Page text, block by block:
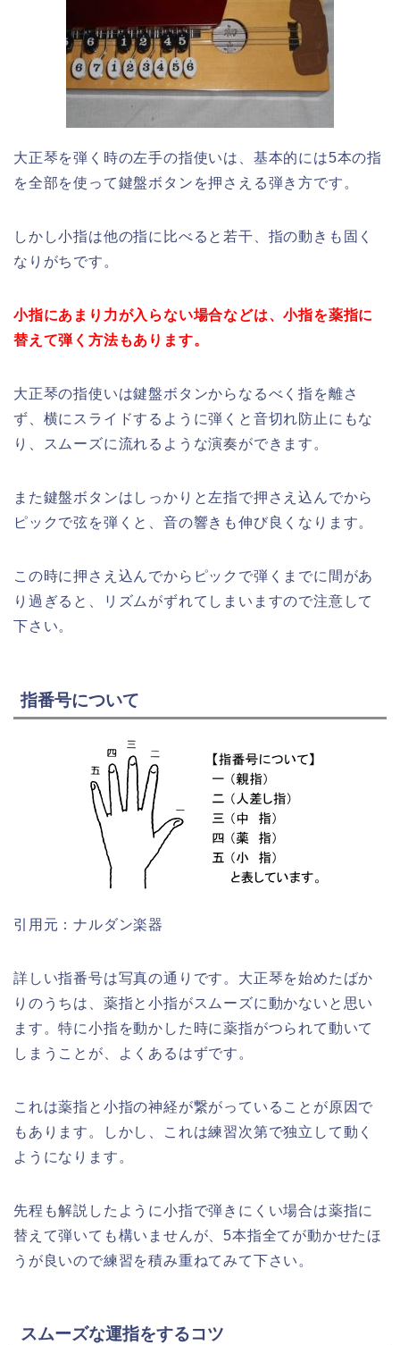
大正琴を弾く時の左手の指使いは、基本的には5本の指
を全部を使って鍵盤ボタンを押さえる弾き方です。
しかし小指は他の指に比べると若干、指の動きも固く
なりがちです。
小指にあまり力が入らない場合などは、小指を薬指に
替えて弾く方法もあります。
大正琴の指使いは鍵盤ボタンからなるべく指を離さ
ず、横にスライドするように弾くと音切れ防止にもな
り、スムーズに流れるような演奏ができます。
また鍵盤ボタンはしっかりと左指で押さえ込んでから
ピックで弦を弾くと、音の響きも伸び良くなります。
この時に押さえ込んでからピックで弾くまでに間があ
り過ぎると、リズムがずれてしまいますので注意して
下さい。
指番号について
引用元：ナルダン楽器
詳しい指番号は写真の通りです。大正琴を始めたばか
りのうちは、薬指と小指がスムーズに動かないと思い
ます。特に小指を動かした時に薬指がつられて動いて
しまうことが、よくあるはずです。
これは薬指と小指の神経が繋がっていることが原因で
もあります。しかし、これは練習次第で独立して動く
ようになります。
先程も解説したように小指で弾きにくい場合は薬指に
替えて弾いても構いませんが、5本指全てが動かせたほ
うが良いので練習を積み重ねてみて下さい。
スムーズな運指をするコツ